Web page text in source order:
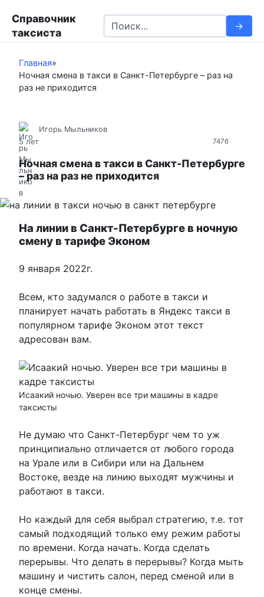
т
Справочник
таксиста
e
c
r
Главная»
Ночная смена в такси в Санкт-Петербурге – раз на
раз не приходится
7476
Игорь Мыльников
5 лет
Ночная смена в такси в Санкт-Петербурге
– раз на раз не приходится
На линии в Санкт-Петербурге в ночную
смену в тарифе Эконом
9 января 2022г.
Всем, кто задумался о работе в такси и
планирует начать работать в Яндекс такси в
популярном тарифе Эконом этот текст
адресован вам.
Исаакий ночью. Уверен все три машины в кадре
таксисты
Не думаю что Санкт-Петербург чем то уж
принципиально отличается от любого города
на Урале или в Сибири или на Дальнем
Востоке, везде на линию выходят мужчины и
работают в такси.
Но каждый для себя выбрал стратегию, т.е. тот
самый подходящий только ему режим работы
по времени. Когда начать. Когда сделать
перерывы. Что делать в перерывы? Когда мыть
машину и чистить салон, перед сменой или в
конце смены.